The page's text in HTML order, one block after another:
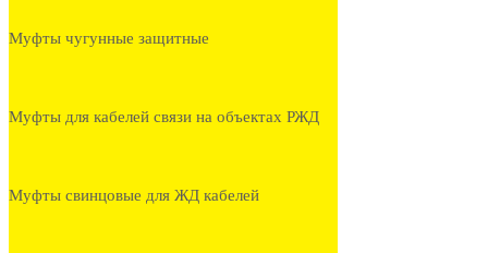
Муфты чугунные защитные
Муфты для кабелей связи на объектах РЖД
Муфты свинцовые для ЖД кабелей